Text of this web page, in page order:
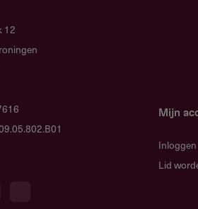
Deel je kennis/ervaring over
Fondswervingonline
12
Mijn
Inloggen
Lid